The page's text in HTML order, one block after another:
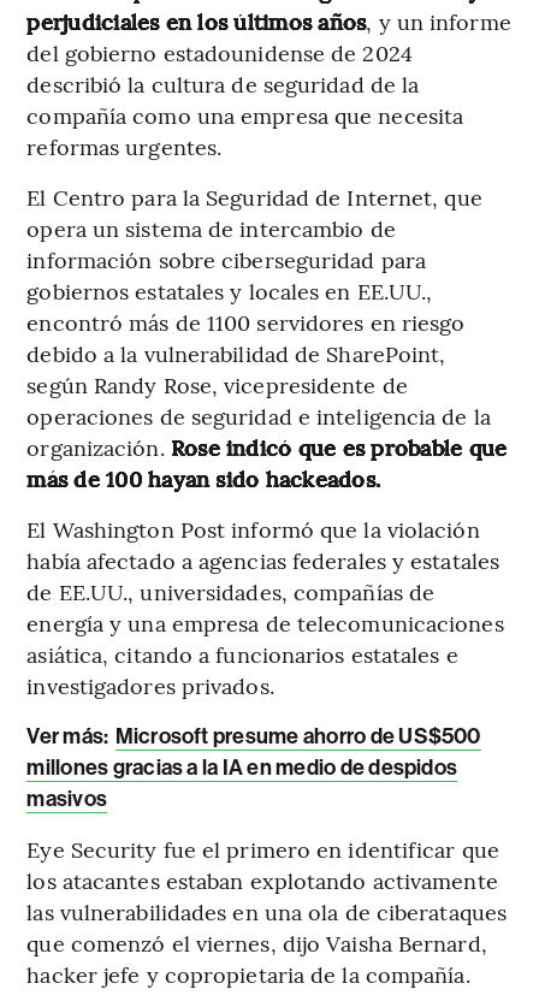
perjudiciales en los últimos años, y un informe
del gobierno estadounidense de 2024
describió la cultura de seguridad de la
compañía como una empresa que necesita
reformas urgentes.
El Centro para la Seguridad de Internet, que
opera un sistema de intercambio de
información sobre ciberseguridad para
gobiernos estatales y locales en EE.UU.,
encontró más de 1100 servidores en riesgo
debido a la vulnerabilidad de SharePoint,
según Randy Rose, vicepresidente de
operaciones de seguridad e inteligencia de la
organización. Rose indicó que es probable que
más de 100 hayan sido hackeados.
El Washington Post informó que la violación
había afectado a agencias federales y estatales
de EE.UU., universidades, compañías de
energía y una empresa de telecomunicaciones
asiática, citando a funcionarios estatales e
investigadores privados.
Ver más: Microsoft presume ahorro de US$500
millones gracias a la IA en medio de despidos
masivos
Eye Security fue el primero en identificar que
los atacantes estaban explotando activamente
las vulnerabilidades en una ola de ciberataques
que comenzó el viernes, dijo Vaisha Bernard,
hacker jefe y copropietaria de la compañía.